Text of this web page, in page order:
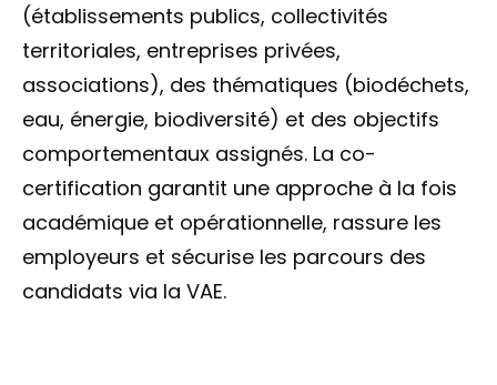
(établissements publics, collectivités
territoriales, entreprises privées,
associations), des thématiques (biodéchets,
eau, énergie, biodiversité) et des objectifs
comportementaux assignés. La co-
certification garantit une approche à la fois
académique et opérationnelle, rassure les
employeurs et sécurise les parcours des
candidats via la VAE.